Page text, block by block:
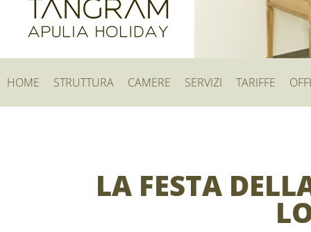
HOME STRUTTURA CAMERE SERVIZI TARIFFE
LA FESTA